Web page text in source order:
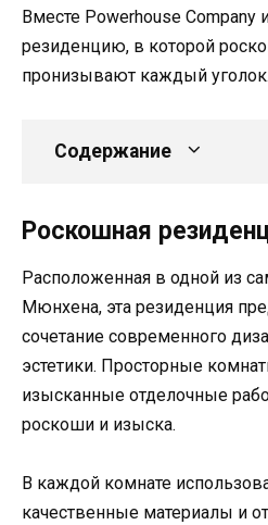
Вместе Powerhouse Company
резиденцию, в которой
пронизывают каждый уголок.
Содержание
Роскошная
Расположенная в одной из
Мюнхена, эта резиденция
сочетание современного
эстетики. Просторные
изысканные отделочные
роскоши и изыска.
В каждой комнате
качественные материалы и